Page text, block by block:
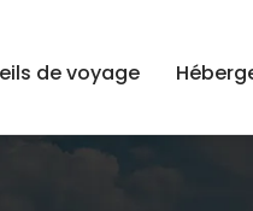
de voyage